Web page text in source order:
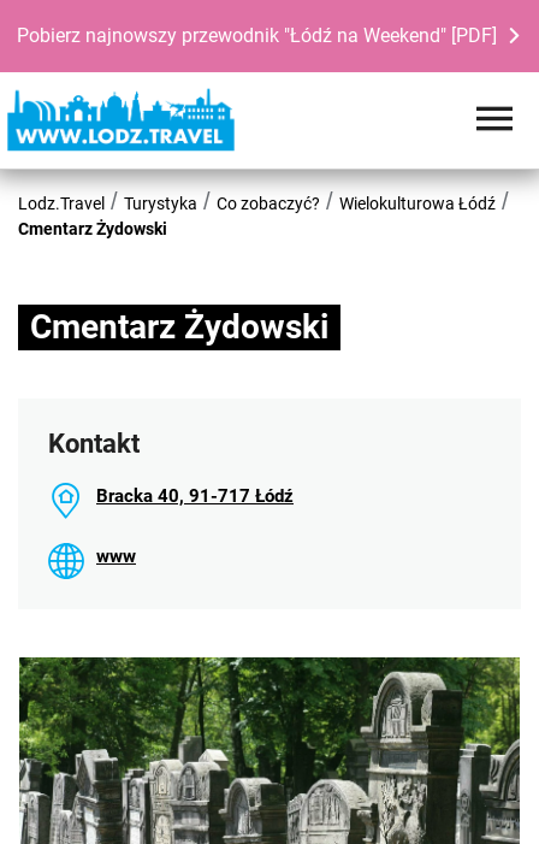
Pobierz najnowszy przewodnik "Łódź na Weekend" [PDF]
Lodz.Travel Turystyka Co zobaczyć?
Wielokulturowa Łódź
Cmentarz Żydowski
Cmentarz Żydowski
Kontakt
Bracka 40, 91-717 Łódź
www